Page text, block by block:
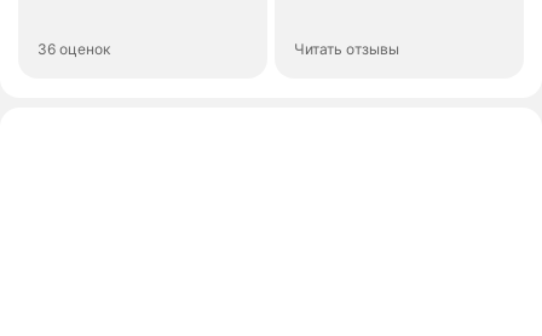
36 оценок Читать отзывы